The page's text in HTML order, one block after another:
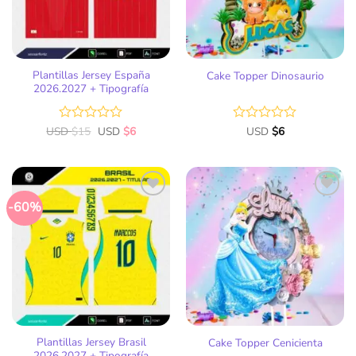
Plantillas Jersey España
2026.2027 + Tipografía
Valorado
de
5
USD$15 USD $6
Cake Topper Dinosaurio
Valorado
de
5
USD $6
-60%
Añadir
a la
lista
de
deseos
Plantillas Jersey Brasil
deseos
Cake Topper Cenicienta